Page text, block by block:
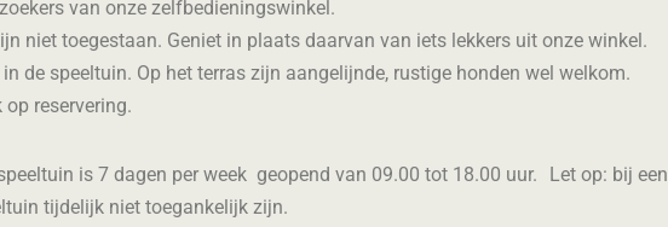
van onze zelfbedieningswinkel.
niet toegestaan. Geniet in plaats daarvan van iets lekkers uit onze winkel.
de speeltuin. Op het terras zijn aangelijnde, rustige honden wel welkom.
reservering.
is 7 dagen per week geopend van 09.00 tot 18.00 uur. Let op: bij een
tijdelijk niet toegankelijk zijn.